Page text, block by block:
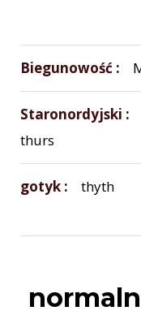
Biegunowość
Staronordyjski
thurs
gotyk thyth